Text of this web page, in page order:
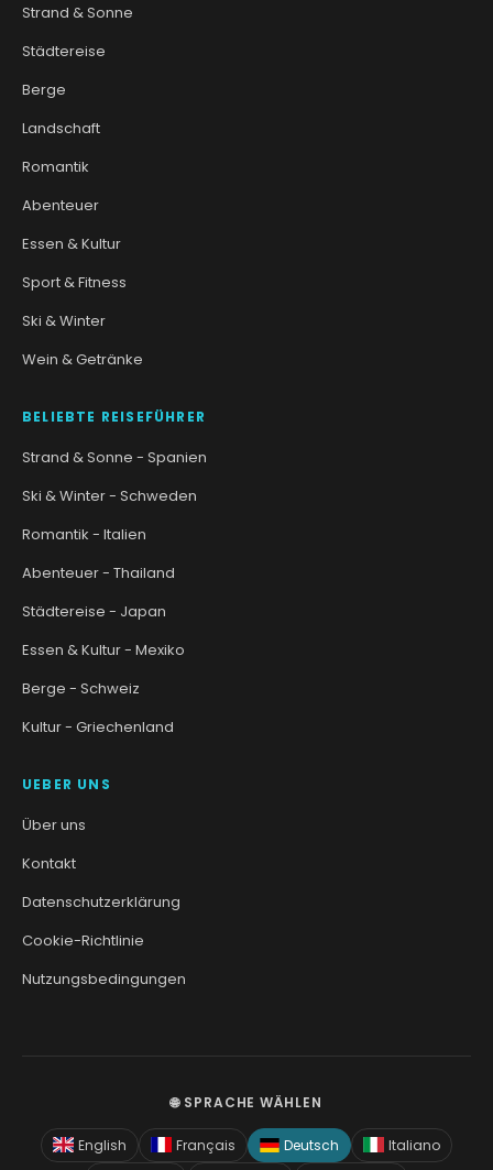
Strand & Sonne
Städtereise
Berge
Landschaft
Romantik
Abenteuer
Essen & Kultur
Sport & Fitness
Ski & Winter
Wein & Getränke
BELIEBTE REISEFÜHRER
Strand & Sonne - Spanien
Ski & Winter - Schweden
Romantik - Italien
Abenteuer - Thailand
Städtereise - Japan
Essen & Kultur - Mexiko
Berge - Schweiz
Kultur - Griechenland
UEBER UNS
Über uns
Kontakt
Datenschutzerklärung
Cookie-Richtlinie
Nutzungsbedingungen
🌐 SPRACHE WÄHLEN
English Français Deutsch
Italiano